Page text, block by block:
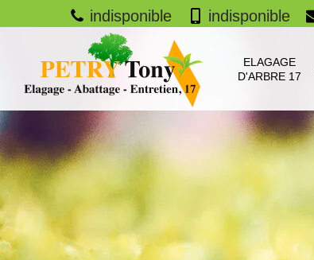
indisponible indisponible
ELAGAGE
D'ARBRE 17